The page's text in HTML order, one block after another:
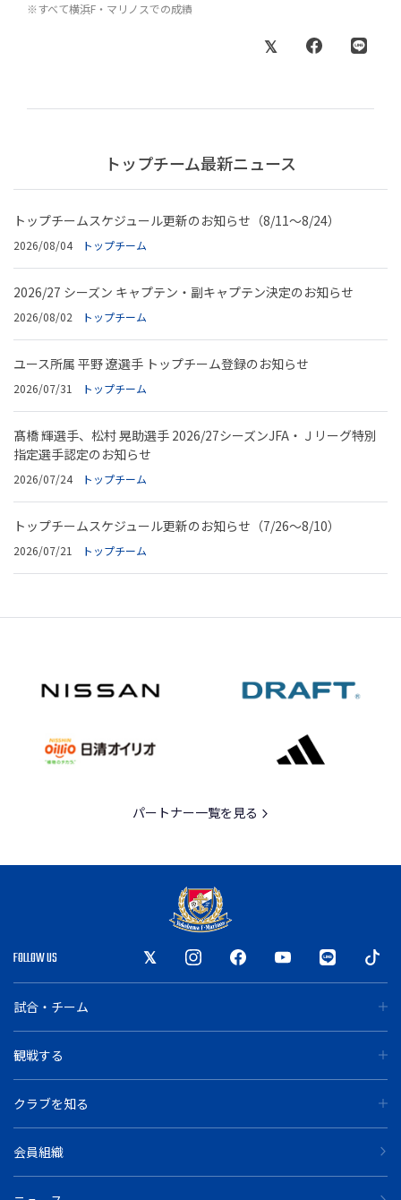
※すべて横浜F・マリノスでの成績
トップチーム最新ニュース
トップチームスケジュール更新のお知らせ（8/11～8/24）
2026/08/04 トップチーム
2026/27 シーズン キャプテン・副キャプテン決定のお知らせ
2026/08/02 トップチーム
ユース所属 平野 遼選手 トップチーム登録のお知らせ
2026/07/31 トップチーム
髙橋 輝選手、松村 晃助選手 2026/27シーズンJFA・Ｊリーグ特別
指定選手認定のお知らせ
2026/07/24 トップチーム
トップチームスケジュール更新のお知らせ（7/26～8/10）
2026/07/21 トップチーム
パートナー一覧を見る
FOLLOW US
試合・チーム
観戦する
クラブを知る
会員組織